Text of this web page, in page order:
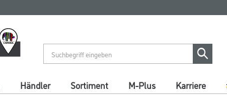
Händler Sortiment M-Plus Karriere